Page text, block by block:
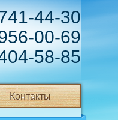
44-30
00-69
58-85
Контакты